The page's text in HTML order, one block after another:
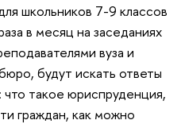
школьников 7-9 классов
в месяц на заседаниях
вуза и
будут искать ответы
такое юриспруденция,
граждан, как можно